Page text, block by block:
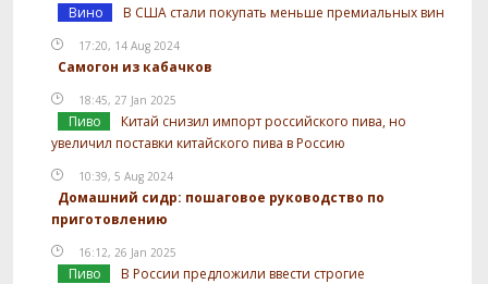
Вино В США стали покупать меньше премиальных вин
17:20, 14 Aug 2024
Самогон из кабачков
18:45, 27 Jan 2025
Пиво
Китай снизил импорт российского пива, но
увеличил поставки китайского пива в Россию
10:39, 5 Aug 2024
Домашний сидр: пошаговое руководство по
приготовлению
16:12, 26 Jan 2025
Пиво
В России предложили ввести строгие